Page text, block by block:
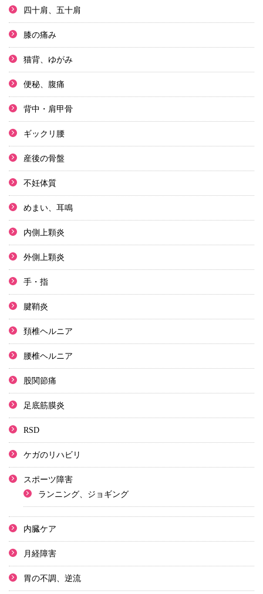
四十肩、五十肩
膝の痛み
猫背、ゆがみ
便秘、腹痛
背中・肩甲骨
ギックリ腰
産後の骨盤
不妊体質
めまい、耳鳴
内側上顆炎
外側上顆炎
手・指
腱鞘炎
頚椎ヘルニア
腰椎ヘルニア
股関節痛
足底筋膜炎
RSD
ケガのリハビリ
スポーツ障害
ランニング、ジョギング
内臓ケア
月経障害
胃の不調、逆流